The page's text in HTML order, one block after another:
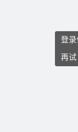
登
再试